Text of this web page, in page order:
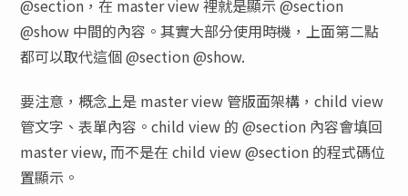
@section，在 master view 裡就是顯示 @section
@show 中間的內容。其實大部分使用時機，上面第二點
都可以取代這個 @section @show.
要注意，概念上是 master view 管版面架構，child view
管文字、表單內容。child view 的 @section 內容會填回
master view, 而不是在 child view @section 的程式碼位
置顯示。